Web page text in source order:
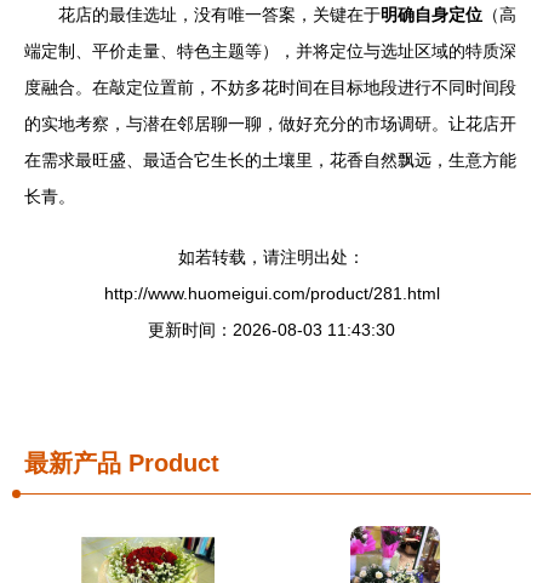
花店的最佳选址，没有唯一答案，关键在于明确自身定位 （高
端定制、平价走量、特色主题等），并将定位与选址区域的特质深
度融合。在敲定位置前，不妨多花时间在目标地段进行不同时间段
的实地考察，与潜在邻居聊一聊，做好充分的市场调研。让花店开
在需求最旺盛、最适合它生长的土壤里，花香自然飘远，生意方能
长青。
如若转载，请注明出处：
http://www.huomeigui.com/product/281.html
更新时间：2026-08-03 11:43:30
最新产品 Product